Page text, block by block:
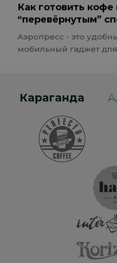
Как готовить кофе
“перевёрнутым”
Аэропресс - это
мобильный гаджет
Караганда